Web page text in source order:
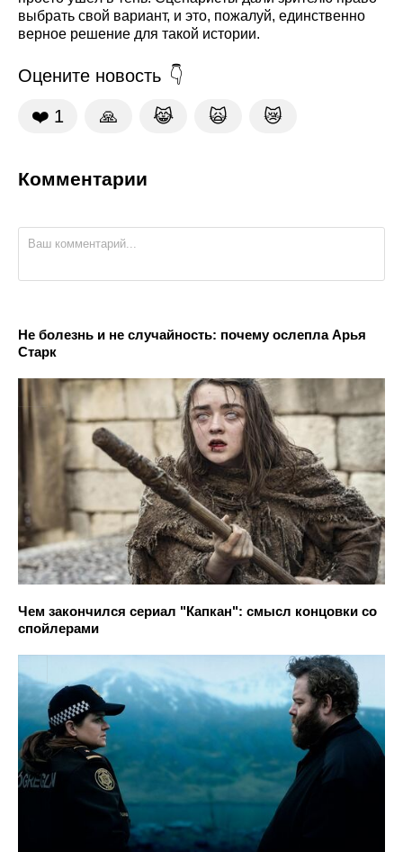
выбрать свой вариант, и это, пожалуй, единственно
верное решение для такой истории.
Оцените новость
❤️ 1 🙏 😹 🙀 😿
Комментарии
Не болезнь и не случайность: почему ослепла Арья
Старк
Чем закончился сериал "Капкан": смысл концовки со
спойлерами